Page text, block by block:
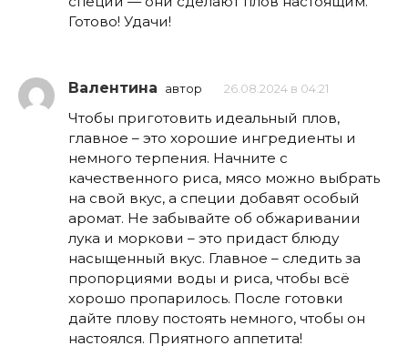
Готово! Удачи!
Валентина автор 26.08.2024 в 04:21
Чтобы приготовить идеальный плов,
главное – это хорошие ингредиенты и
немного терпения. Начните с
качественного риса, мясо можно выбрать
на свой вкус, а специи добавят особый
аромат. Не забывайте об обжаривании
лука и моркови – это придаст блюду
насыщенный вкус. Главное – следить за
пропорциями воды и риса, чтобы всё
хорошо пропарилось. После готовки
дайте плову постоять немного, чтобы он
настоялся. Приятного аппетита!